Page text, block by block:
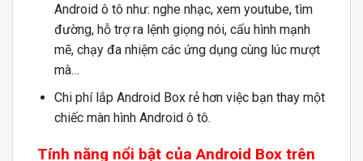
Android ô tô như: nghe nhạc, xem youtube, tìm
đường, hỗ trợ ra lệnh giọng nói, cấu hình mạnh
mẽ, chạy đa nhiệm các ứng dụng cùng lúc mượt
mà…
Chi phí lắp Android Box rẻ hơn việc bạn thay một
chiếc màn hình Android ô tô.
Tính năng nổi bật của Android Box trên